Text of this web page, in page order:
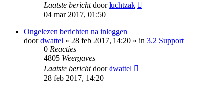
Laatste berichtdoorluchtzak
04 mar 2017, 01:50
Ongelezen berichten na inloggen
doordwattel » 28 feb 2017, 14:20 » in 3.2 Support
0 Reacties
4805 Weergaves
Laatste berichtdoordwattel
28 feb 2017, 14:20